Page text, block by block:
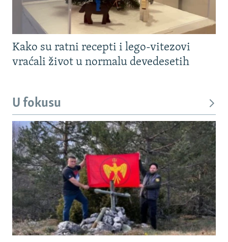
Kako su ratni recepti i lego-vitezovi
vraćali život u normalu devedesetih
U fokusu